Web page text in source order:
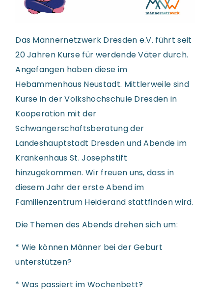
Das Männernetzwerk Dresden e.V. führt seit
20 Jahren Kurse für werdende Väter durch.
Angefangen haben diese im
Hebammenhaus Neustadt. Mittlerweile sind
Kurse in der Volkshochschule Dresden in
Kooperation mit der
Schwangerschaftsberatung der
Landeshauptstadt Dresden und Abende im
Krankenhaus St. Josephstift
hinzugekommen. Wir freuen uns, dass in
diesem Jahr der erste Abend im
Familienzentrum Heiderand stattfinden wird.
Die Themen des Abends drehen sich um:
* Wie können Männer bei der Geburt
unterstützen?
* Was passiert im Wochenbett?